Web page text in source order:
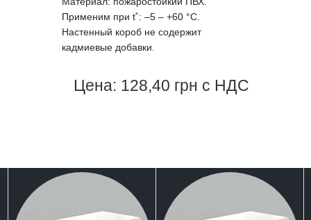
Применим при t˚: –5 – +60 °С.
Настенный короб не содержит
кадмиевые добавки.
Цена: 128,40 грн с НДС